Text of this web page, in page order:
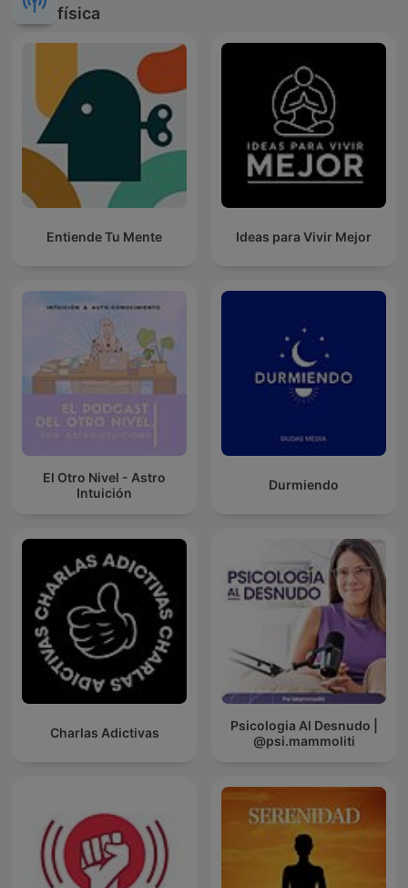
física
Entiende Tu Mente Ideas para Vivir Mejor
El Otro Nivel - Astro
Intuición
Durmiendo
Charlas Adictivas
Psicologia Al Desnudo |
@psi.mammoliti